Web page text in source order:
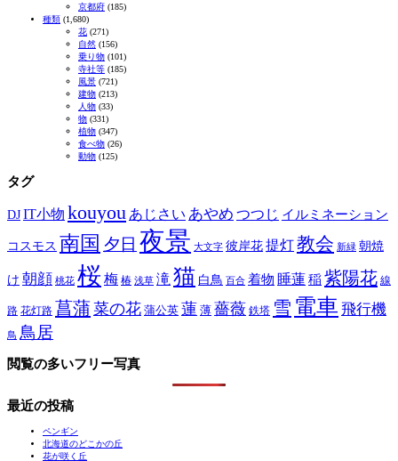
京都府 (185)
種類 (1,680)
花 (271)
自然 (156)
乗り物 (101)
寺社等 (185)
風景 (721)
建物 (213)
人物 (33)
物 (331)
植物 (347)
食べ物 (26)
動物 (125)
タグ
DJIT小物 kouyou あじさい あやめ つつじ イルミネーション
コスモス 南国 夕日 夜景 大文字 彼岸花提灯教会 新緑 朝焼
け 朝顔 桃花 桜 梅 椿 浅草 滝猫 白鳥 百合 着物 睡蓮 稲紫陽花 線
路 花灯路 菖蒲 菜の花 蒲公英 蓮 薄 薔薇 鉄塔 雪 電車 飛行機
鳥 鳥居
閲覧の多いフリー写真
最近の投稿
ペンギン
北海道のどこかの丘
花が咲く丘